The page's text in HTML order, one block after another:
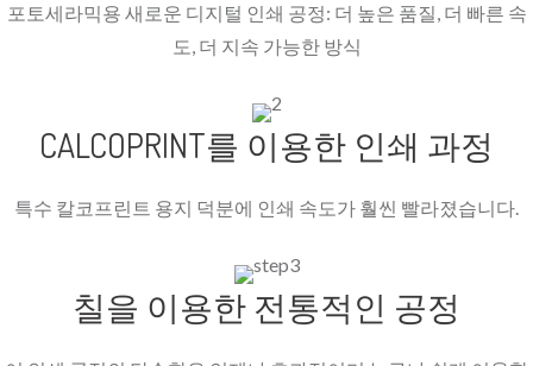
포토세라믹용 새로운 디지털 인쇄 공정: 더 높은 품질, 더 빠른 속
도, 더 지속 가능한 방식
CALCOPRINT를 이용한 인쇄 과정
특수 칼코프린트 용지 덕분에 인쇄 속도가 훨씬 빨라졌습니다.
칠을 이용한 전통적인 공정